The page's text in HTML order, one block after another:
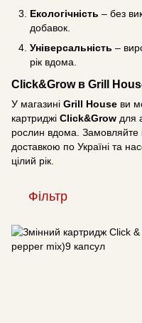
Екологічність – без
добавок.
Універсальність –
рік вдома.
Click&Grow в Grill
У магазині Grill House ви
картриджі Click&Grow для
рослин вдома. Замовляйте
доставкою по Україні та
цілий рік.
Фільтр